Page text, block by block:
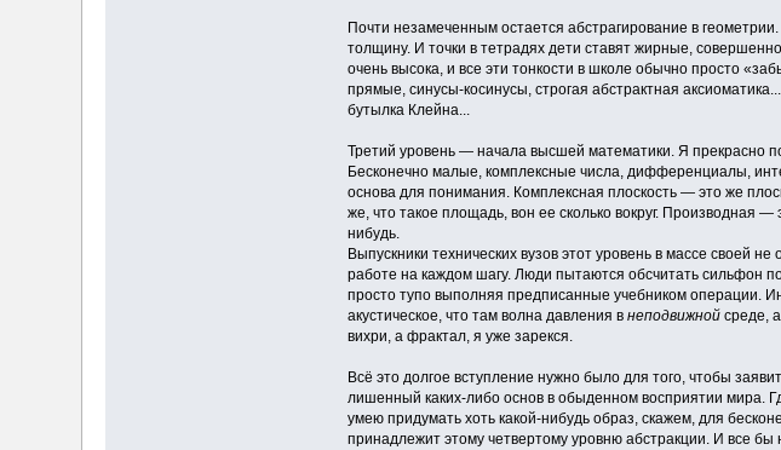
Почти незамеченным остается абстрагирование в
толщину. И точки в тетрадях дети ставят жирные,
очень высока, и все эти тонкости в школе обычно просто
прямые, синусы-косинусы, строгая абстрактная
бутылка Клейна...
Третий уровень — начала высшей математики. Я прекрасно
Бесконечно малые, комплексные числа, дифференциалы,
основа для понимания. Комплексная плоскость — это же
же, что такое площадь, вон ее сколько вокруг. Производная
нибудь.
Выпускники технических вузов этот уровень в массе своей
работе на каждом шагу. Люди пытаются обсчитать сильфон
просто тупо выполняя предписанные учебником операции.
акустическое, что там волна давления в неподвижнойсреде, а
вихри, а фрактал, я уже зарекся.
Всё это долгое вступление нужно было для того, чтобы
лишенный каких-либо основ в обыденном восприятии мира.
умею придумать хоть какой-нибудь образ, скажем, для
принадлежит этому четвертому уровню абстракции. И все